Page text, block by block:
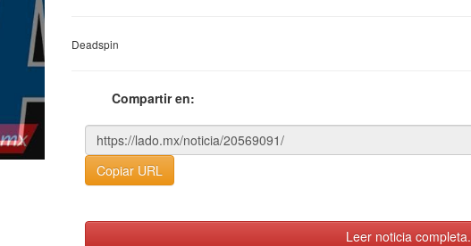
Deadspin
Compartir en:
Copiar URL
Leer noticia completa.